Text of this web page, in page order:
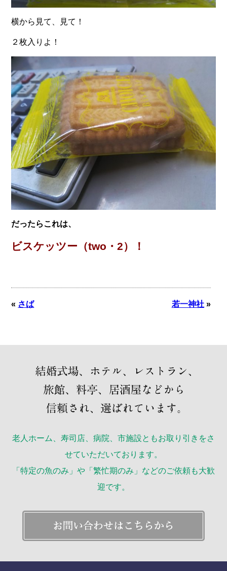
横から見て、見て！
２枚入りよ！
だったらこれは、
ビスケッツー（two・2）！
« さば 若一神社»
老人ホーム、寿司店、病院、市施設ともお取り引きをさ
せていただいております。
「特定の魚のみ」や「繁忙期のみ」などのご依頼も大歓
迎です。